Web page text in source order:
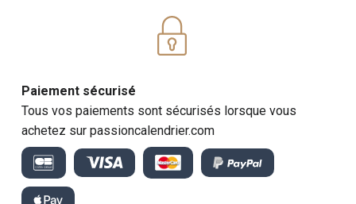
Paiement sécurisé
Tous vos paiements sont sécurisés lorsque vous
achetez sur passioncalendrier.com